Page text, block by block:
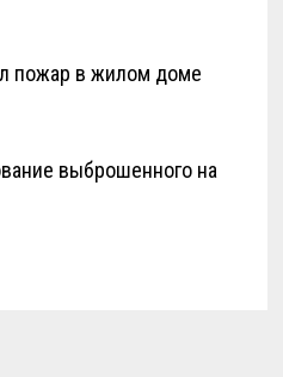
пожар в жилом доме
выброшенного на